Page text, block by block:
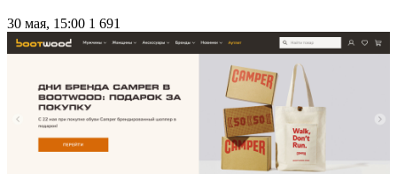
30 мая, 15:00 1 691